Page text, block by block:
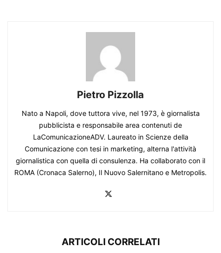
Pietro Pizzolla
Nato a Napoli, dove tuttora vive, nel 1973, è giornalista
pubblicista e responsabile area contenuti de
LaComunicazioneADV. Laureato in Scienze della
Comunicazione con tesi in marketing, alterna l'attività
giornalistica con quella di consulenza. Ha collaborato con il
ROMA (Cronaca Salerno), Il Nuovo Salernitano e Metropolis.
ARTICOLI CORRELATI